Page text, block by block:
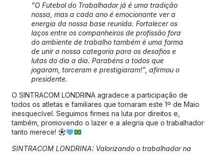
“O Futebol do Trabalhador já é uma tradição
nossa, mas a cada ano é emocionante ver a
energia da nossa base reunida. Fortalecer os
laços entre os companheiros de profissão fora
do ambiente de trabalho também é uma forma
de unir a nossa categoria para os desafios e
lutas do dia a dia. Parabéns a todos que
jogaram, torceram e prestigiaram!”, afirmou o
presidente.
O SINTRACOM LONDRINA agradece a participação de
todos os atletas e familiares que tornaram este 1º de Maio
inesquecível. Seguimos firmes na luta por direitos e,
também, promovendo o lazer e a alegria que o trabalhador
tanto merece!
SINTRACOM LONDRINA: Valorizando o trabalhador na